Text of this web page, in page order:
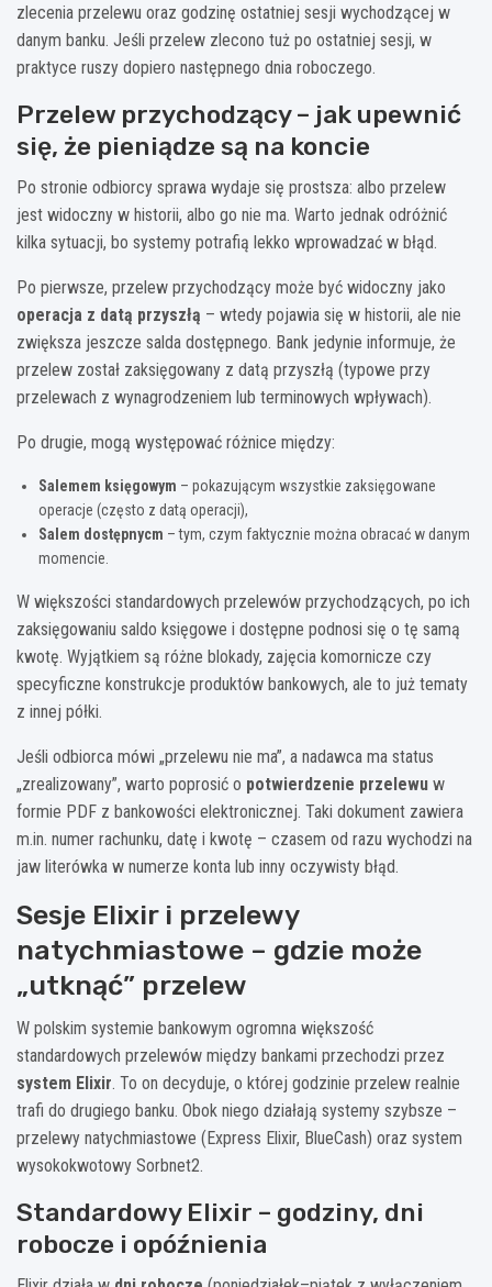
zlecenia przelewu oraz godzinę ostatniej sesji wychodzącej w
danym banku. Jeśli przelew zlecono tuż po ostatniej sesji, w
praktyce ruszy dopiero następnego dnia roboczego.
Przelew przychodzący – jak upewnić
się, że pieniądze są na koncie
Po stronie odbiorcy sprawa wydaje się prostsza: albo przelew
jest widoczny w historii, albo go nie ma. Warto jednak odróżnić
kilka sytuacji, bo systemy potrafią lekko wprowadzać w błąd.
Po pierwsze, przelew przychodzący może być widoczny jako
operacja z datą przyszłą – wtedy pojawia się w historii, ale nie
zwiększa jeszcze salda dostępnego. Bank jedynie informuje, że
przelew został zaksięgowany z datą przyszłą (typowe przy
przelewach z wynagrodzeniem lub terminowych wpływach).
Po drugie, mogą występować różnice między:
Salemem księgowym – pokazującym wszystkie zaksięgowane
operacje (często z datą operacji),
Salem dostępnycm – tym, czym faktycznie można obracać w danym
momencie.
W większości standardowych przelewów przychodzących, po ich
zaksięgowaniu saldo księgowe i dostępne podnosi się o tę samą
kwotę. Wyjątkiem są różne blokady, zajęcia komornicze czy
specyficzne konstrukcje produktów bankowych, ale to już tematy
z innej półki.
Jeśli odbiorca mówi „przelewu nie ma”, a nadawca ma status
„zrealizowany”, warto poprosić o potwierdzenie przelewu w
formie PDF z bankowości elektronicznej. Taki dokument zawiera
m.in. numer rachunku, datę i kwotę – czasem od razu wychodzi na
jaw literówka w numerze konta lub inny oczywisty błąd.
Sesje Elixir i przelewy
natychmiastowe – gdzie może
„utknąć” przelew
W polskim systemie bankowym ogromna większość
standardowych przelewów między bankami przechodzi przez
system Elixir. To on decyduje, o której godzinie przelew realnie
trafi do drugiego banku. Obok niego działają systemy szybsze –
przelewy natychmiastowe (Express Elixir, BlueCash) oraz system
wysokokwotowy Sorbnet2.
Standardowy Elixir – godziny, dni
robocze i opóźnienia